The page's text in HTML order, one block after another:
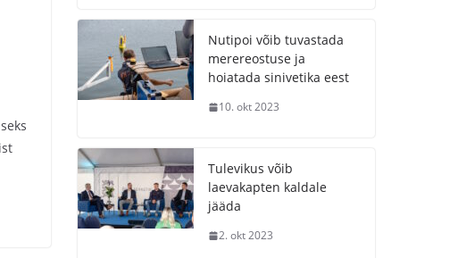
Nutipoi võib tuvastada
merereostuse ja
hoiatada sinivetika eest
10. okt 2023
Tulevikus võib
laevakapten kaldale
jääda
2. okt 2023